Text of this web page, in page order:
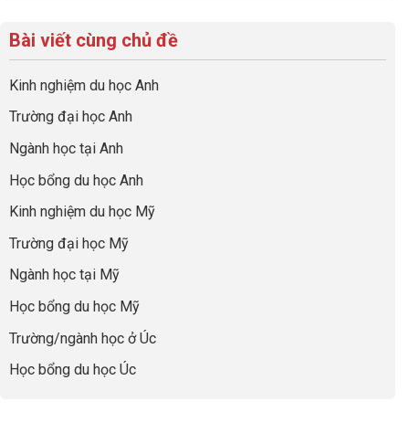
sự
nghiệp
hiệu
quả
của
cha
thông
hồ
sơ
du
học
“Dày
hoạt
động
nhưng
thiếu
năng
lực”
Việc
Biến
Đoạn
Visa
“Bước
Vàng”
Cất
Cánh
luận
ở
Hiểu
đúng
nghề
và
ngành:
quyết
không
giờ
chọn
sự
Bài viết cùng chủ đề
Kinh nghiệm du học Anh
Trường đại học Anh
Ngành học tại Anh
Học bổng du học Anh
Kinh nghiệm du học Mỹ
Trường đại học Mỹ
Ngành học tại Mỹ
Học bổng du học Mỹ
Trường/ngành học ở Úc
Học bổng du học Úc